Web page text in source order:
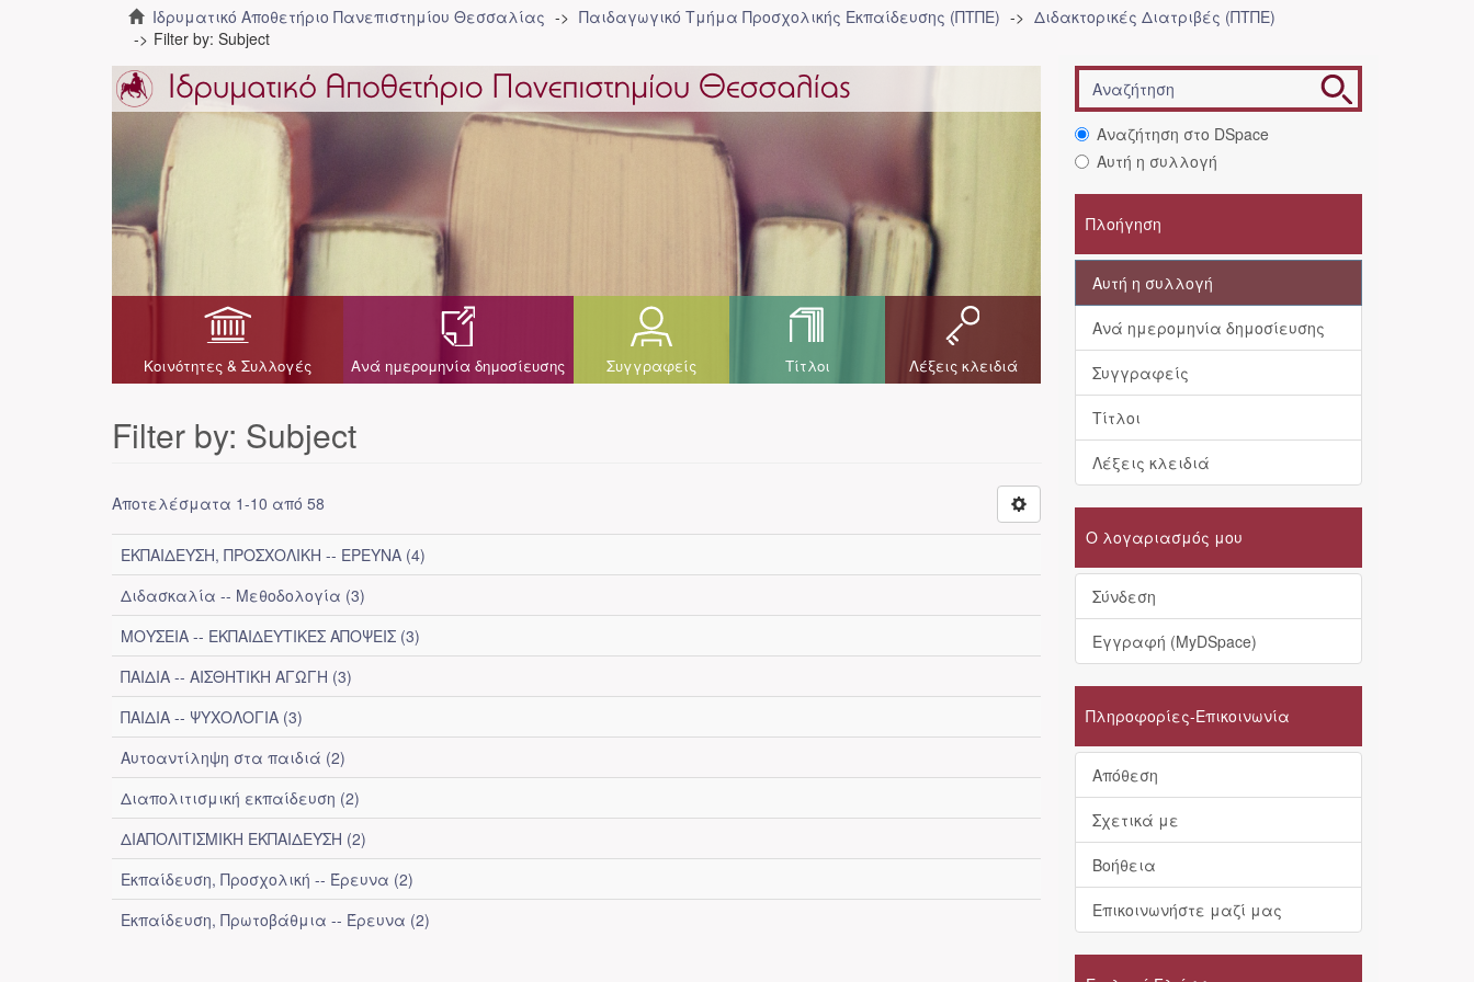
Ιδρυματικό Αποθετήριο Πανεπιστημίου Θεσσαλίας Παιδαγωγικό Τμήμα Προσχολικής Eκπαίδευσης (ΠΤΠΕ)
Διδακτορικές Διατριβές (ΠΤΠΕ)
Filter by: Subject
Κοινότητες & Συλλογές Ανά ημερομηνία δημοσίευσης Συγγραφείς Τίτλοι Λέξεις κλειδιά
Filter by: Subject
Αποτελέσματα 1-10 από 58
ΕΚΠΑΙΔΕΥΣΗ, ΠΡΟΣΧΟΛΙΚΗ -- ΕΡΕΥΝΑ (4)
Διδασκαλία -- Μεθοδολογία (3)
ΜΟΥΣΕΙΑ -- ΕΚΠΑΙΔΕΥΤΙΚΕΣ ΑΠΟΨΕΙΣ (3)
ΠΑΙΔΙΑ -- ΑΙΣΘΗΤΙΚΗ ΑΓΩΓΗ (3)
ΠΑΙΔΙΑ -- ΨΥΧΟΛΟΓΙΑ (3)
Αυτοαντίληψη στα παιδιά (2)
Διαπολιτισμική εκπαίδευση (2)
ΔΙΑΠΟΛΙΤΙΣΜΙΚΗ ΕΚΠΑΙΔΕΥΣΗ (2)
Εκπαίδευση, Προσχολική -- Έρευνα (2)
Εκπαίδευση, Πρωτοβάθμια -- Έρευνα (2)
Αναζήτηση στο DSpace
Αυτή η συλλογή
Πλοήγηση
Αυτή η συλλογή
Ανά ημερομηνία δημοσίευσης
Συγγραφείς
Τίτλοι
Λέξεις κλειδιά
Ο λογαριασμός μου
Σύνδεση
Εγγραφή (MyDSpace)
Πληροφορίες-Επικοινωνία
Απόθεση
Σχετικά με
Βοήθεια
Επικοινωνήστε μαζί μας